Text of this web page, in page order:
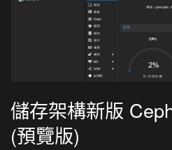
儲存架構新版
(預覽版)